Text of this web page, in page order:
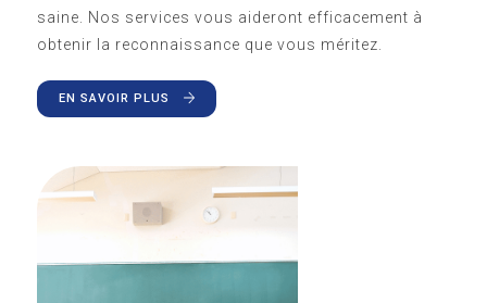
saine. Nos services vous aideront efficacement à
obtenir la reconnaissance que vous méritez.
EN SAVOIR PLUS